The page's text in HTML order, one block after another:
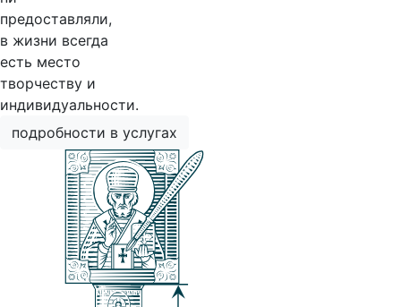
предоставляли,
в жизни всегда
есть место
творчеству и
индивидуальности.
подробности в услугах